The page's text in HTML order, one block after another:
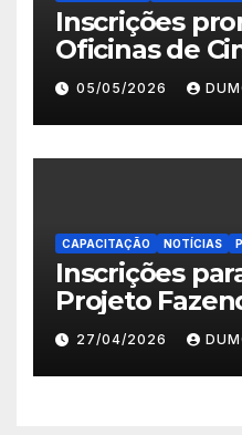
Inscrições
Oficinas de
Meu Primeiro
Nova Iguaçu
até 11 de maio
05/05/2026
CAPACITAÇÃO NOTÍCIAS
Inscrições
Projeto
Primeiro Filme
Iguaçu
27/04/2026